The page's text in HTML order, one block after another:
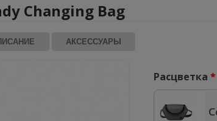
Changing Bag
АКСЕССУАРЫ
Расцветка